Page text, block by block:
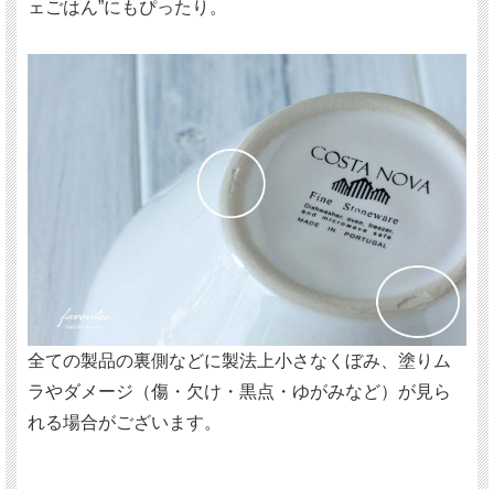
ェごはん”にもぴったり。
全ての製品の裏側などに製法上小さなくぼみ、塗りム
ラやダメージ（傷・欠け・黒点・ゆがみなど）が見ら
れる場合がございます。